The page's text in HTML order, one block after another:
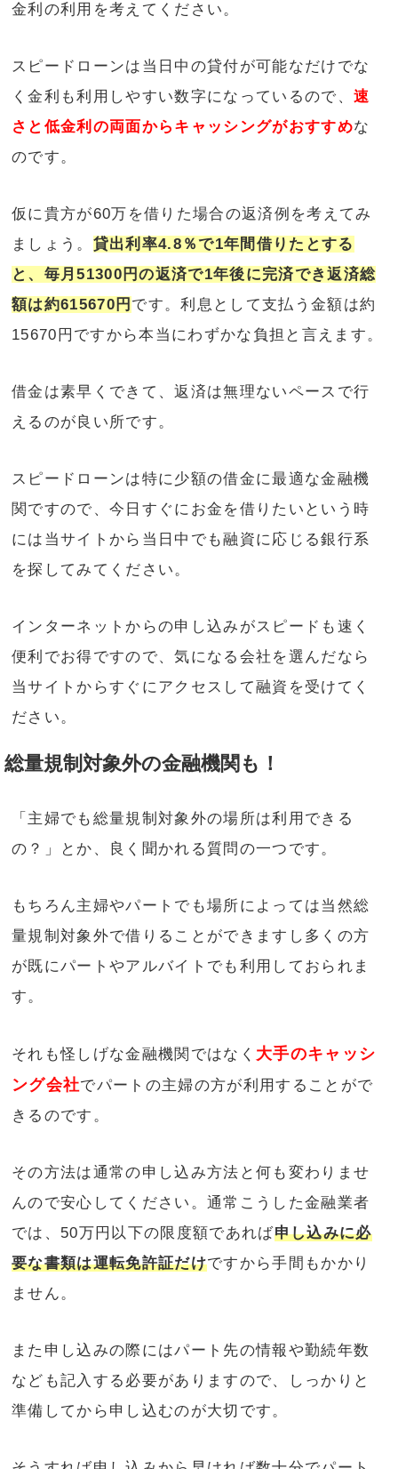
金利の利用を考えてください。
スピードローンは当日中の貸付が可能なだけでな
く金利も利用しやすい数字になっているので、 速
さと低金利の両面からキャッシングがおすすめな
のです。
仮に貴方が60万を借りた場合の返済例を考えてみ
ましょう。 貸出利率4.8％で1年間借りたとする
と、毎月51300円の返済で1年後に完済でき返済総
額は約615670円 です。利息として支払う金額は約
15670円ですから本当にわずかな負担と言えます。
借金は素早くできて、返済は無理ないペースで行
えるのが良い所です。
スピードローンは特に少額の借金に最適な金融機
関ですので、今日すぐにお金を借りたいという時
には当サイトから当日中でも融資に応じる銀行系
を探してみてください。
インターネットからの申し込みがスピードも速く
便利でお得ですので、気になる会社を選んだなら
当サイトからすぐにアクセスして融資を受けてく
ださい。
総量規制対象外の金融機関も！
「主婦でも総量規制対象外の場所は利用できる
の？」とか、良く聞かれる質問の一つです。
もちろん主婦やパートでも場所によっては当然総
量規制対象外で借りることができますし多くの方
が既にパートやアルバイトでも利用しておられま
す。
それも怪しげな金融機関ではなく 大手のキャッシ
ング会社でパートの主婦の方が利用することがで
きるのです。
その方法は通常の申し込み方法と何も変わりませ
んので安心してください。通常こうした金融業者
では、50万円以下の限度額であれば申し込みに必
要な書類は運転免許証だけですから手間もかかり
ません。
また申し込みの際にはパート先の情報や勤続年数
なども記入する必要がありますので、しっかりと
準備してから申し込むのが大切です。